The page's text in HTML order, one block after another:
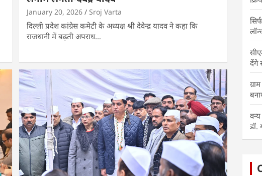
January 20, 2026 Sroj Varta
दिल्ली प्रदेश कांग्रेस कमेटी के अध्यक्ष श्री देवेन्द्र यादव ने कहा कि
राजधानी में बढ़ती अपराध…
देंगे
डॉ.